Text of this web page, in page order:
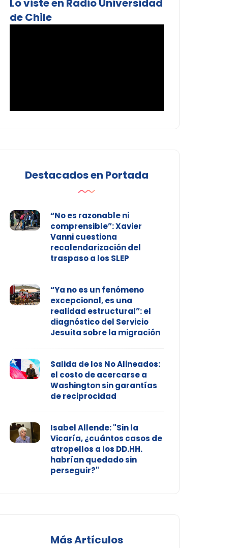
Lo viste en Radio Universidad
de Chile
Destacados en Portada
“No es razonable ni
comprensible”: Xavier
Vanni cuestiona
recalendarización del
traspaso a los SLEP
“Ya no es un fenómeno
excepcional, es una
realidad estructural”: el
diagnóstico del Servicio
Jesuita sobre la migración
Salida de los No Alineados:
el costo de acercarse a
Washington sin garantías
de reciprocidad
Isabel Allende: "Sin la
Vicaría, ¿cuántos casos de
atropellos a los DD.HH.
habrían quedado sin
perseguir?"
Más Artículos